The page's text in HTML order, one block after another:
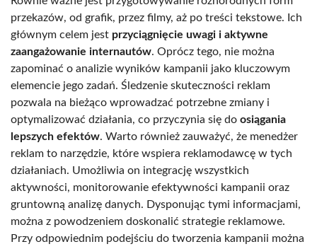
przekazów, od grafik, przez filmy, aż po treści tekstowe. Ich
głównym celem jest przyciągnięcie uwagi i aktywne
zaangażowanie internautów. Oprócz tego, nie można
zapominać o analizie wyników kampanii jako kluczowym
elemencie jego zadań. Śledzenie skuteczności reklam
pozwala na bieżąco wprowadzać potrzebne zmiany i
optymalizować działania, co przyczynia się do osiągania
lepszych efektów. Warto również zauważyć, że menedżer
reklam to narzędzie, które wspiera reklamodawcę w tych
działaniach. Umożliwia on integrację wszystkich
aktywności, monitorowanie efektywności kampanii oraz
gruntowną analizę danych. Dysponując tymi informacjami,
można z powodzeniem doskonalić strategie reklamowe.
Przy odpowiednim podejściu do tworzenia kampanii można